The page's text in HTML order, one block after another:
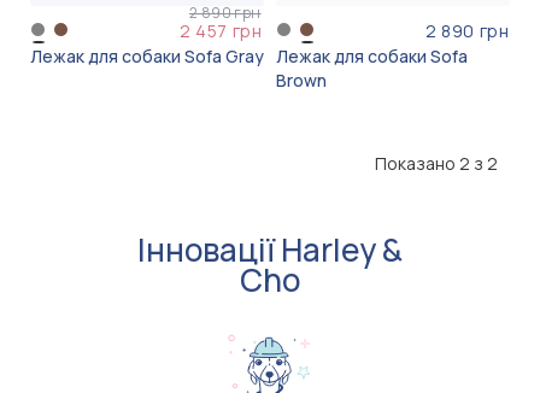
2 890 грн
2 457 грн
Лежак для собаки Sofa Gray
2 890 грн
Лежак для собаки Sofa
Brown
Показано 2 з 2
Інновації Harley &
Cho